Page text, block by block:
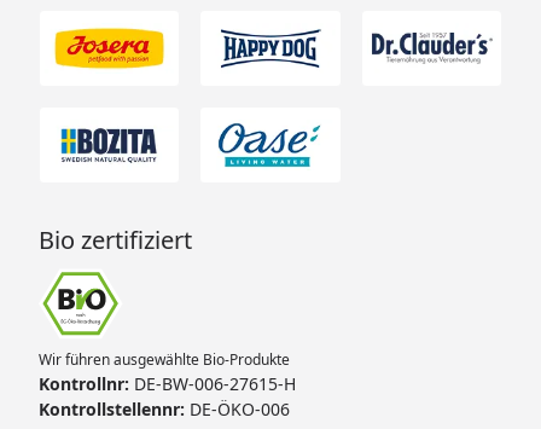
Bio zertifiziert
Wir führen ausgewählte Bio-Produkte
Kontrollnr: DE-BW-006-27615-H
Kontrollstellennr: DE-ÖKO-006